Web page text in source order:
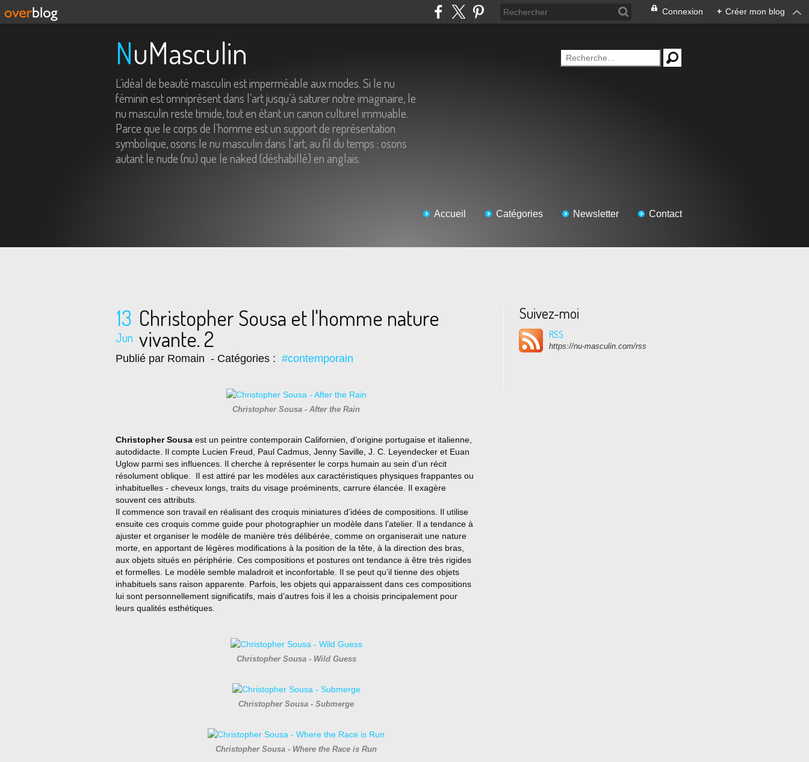
Connexion + Créer mon blog
NuMasculin
L’idéal de beauté masculin est imperméable aux modes. Si le nu
féminin est omniprésent dans l’art jusqu’à saturer notre imaginaire, le
nu masculin reste timide, tout en étant un canon culturel immuable.
Parce que le corps de l’homme est un support de représentation
symbolique, osons le nu masculin dans l’art, au fil du temps ; osons
autant le nude (nu) que le naked (déshabillé) en anglais.
Accueil Catégories Newsletter Contact
13
Jun
Christopher Sousa et l'homme nature
vivante. 2
Publié par Romain - Catégories : #contemporain
Christopher Sousa - After the Rain
Christopher Sousa est un peintre contemporain Californien, d’origine portugaise et italienne,
autodidacte. Il compte Lucien Freud, Paul Cadmus, Jenny Saville, J. C. Leyendecker et Euan
Uglow parmi ses influences. Il cherche à représenter le corps humain au sein d’un récit
résolument oblique. Il est attiré par les modèles aux caractéristiques physiques frappantes ou
inhabituelles - cheveux longs, traits du visage proéminents, carrure élancée. Il exagère
souvent ces attributs.
Il commence son travail en réalisant des croquis miniatures d’idées de compositions. Il utilise
ensuite ces croquis comme guide pour photographier un modèle dans l’atelier. Il a tendance à
ajuster et organiser le modèle de manière très délibérée, comme on organiserait une nature
morte, en apportant de légères modifications à la position de la tête, à la direction des bras,
aux objets situés en périphérie. Ces compositions et postures ont tendance à être très rigides
et formelles. Le modèle semble maladroit et inconfortable. Il se peut qu’il tienne des objets
inhabituels sans raison apparente. Parfois, les objets qui apparaissent dans ces compositions
lui sont personnellement significatifs, mais d’autres fois il les a choisis principalement pour
leurs qualités esthétiques.
Christopher Sousa - Wild Guess
Christopher Sousa - Submerge
Christopher Sousa - Where the Race is Run
Suivez-moi
RSS
https://nu-masculin.com/rss